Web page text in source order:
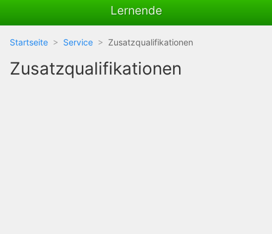
Lernende
Startseite Service Zusatzqualifikationen
Zusatzqualifikationen